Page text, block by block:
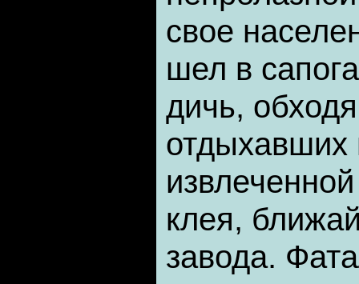
свое
шел в
дичь,
отдыхавших
клея,
завода.